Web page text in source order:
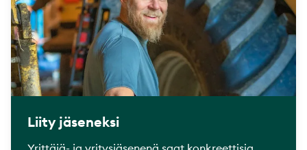
Liity jäseneksi